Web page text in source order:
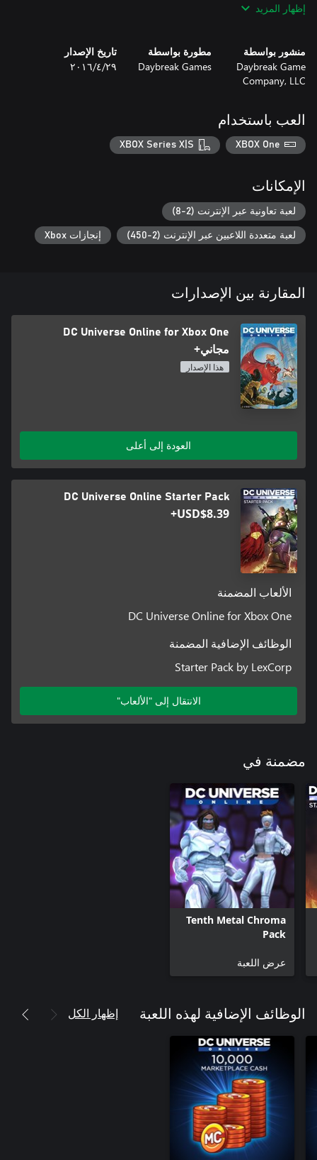
other online features, are not accessible by child accounts. “Child”
means players under the age of 13, unless local laws specify
Please note the download is around 63 GB and could take
Bandwidth requirements may exceed 192 Kb.
إظهار المزيد
منشور بواسطة
Daybreak Game
Company, LLC
مطورة بواسطة
Daybreak Games
تاريخ الإصدار
٢٩‏/٤‏/٢٠١٦
العب باستخدام
XBOX One
XBOX Series X|S
الإمكانات
لعبة تعاونية عبر الإنترنت (2-8)
لعبة متعددة اللاعبين عبر الإنترنت (2-450) إنجازات Xbox
المقارنة بين الإصدارات
DC Universe Online for Xbox One
مجاني+
هذا الإصدار
العودة إلى أعلى
DC Universe Online Starter Pack
USD$8.39+
الألعاب المضمنة
DC Universe Online for Xbox One
الوظائف الإضافية المضمنة
Starter Pack by LexCorp
الانتقال إلى "الألعاب"
مضمنة في
Tenth Metal Chroma
Pack
عرض اللعبة
الوظائف الإضافية لهذه اللعبة إظهار الكل